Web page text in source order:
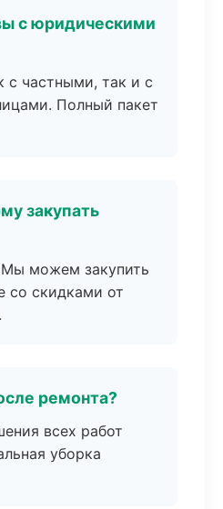
с юридическими
с частными, так и с
Полный пакет
закупать
Мы можем закупить
со скидками от
ремонта?
всех работ
уборка